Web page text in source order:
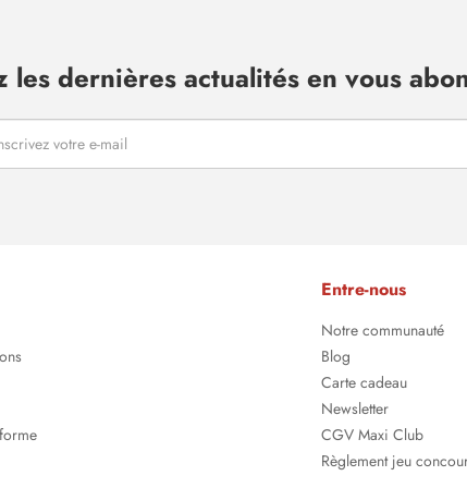
les dernières actualités en vous
Entre-nous
Notre communauté
Blog
Carte cadeau
Newsletter
CGV Maxi Club
Règlement jeu